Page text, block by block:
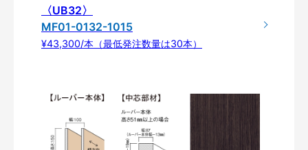
〈UB32〉
MF01-0132-1015
¥43,300/本（最低発注数量は30本）